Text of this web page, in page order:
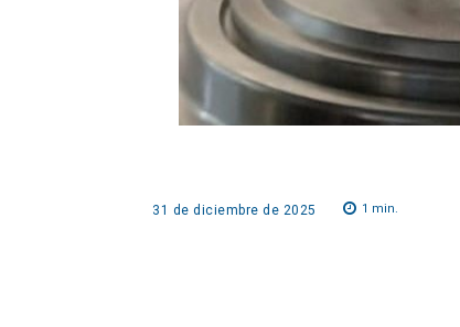
31 de diciembre de 2025 1 min.